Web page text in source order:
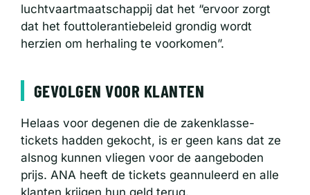
luchtvaartmaatschappij dat het “ervoor zorgt
dat het fouttolerantiebeleid grondig wordt
herzien om herhaling te voorkomen”.
GEVOLGEN VOOR KLANTEN
Helaas voor degenen die de zakenklasse-
tickets hadden gekocht, is er geen kans dat ze
alsnog kunnen vliegen voor de aangeboden
prijs. ANA heeft de tickets geannuleerd en alle